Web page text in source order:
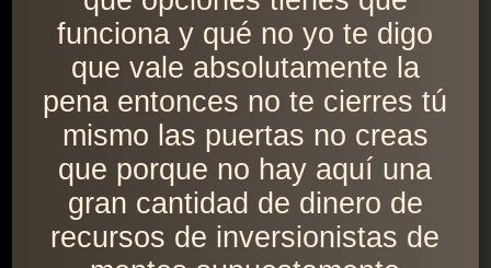
funciona y qué no yo te digo
que vale absolutamente la
pena entonces no te cierres tú
mismo las puertas no creas
que porque no hay aquí una
gran cantidad de dinero de
recursos de inversionistas de